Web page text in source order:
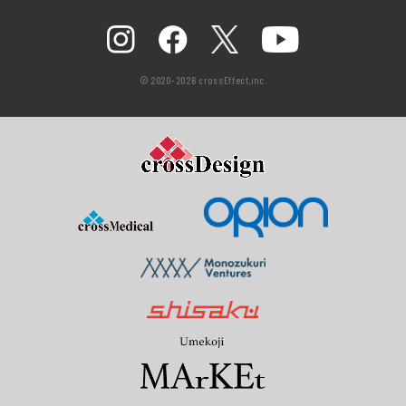
© 2020-2026 crossEffect,inc.